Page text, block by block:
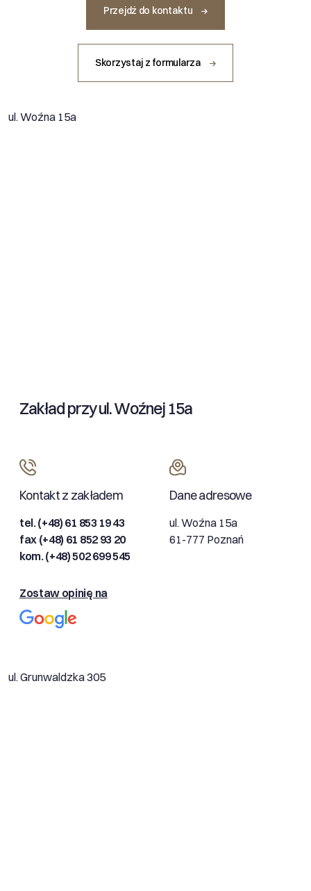
Przejdź do kontaktu
Skorzystaj z formularza
ul. Woźna 15a
Zakład przy ul. Woźnej 15a
Kontakt z zakładem
tel. (+48) 61 853 19 43
fax (+48) 61 852 93 20
kom. (+48) 502 699 545
Dane adresowe
ul. Woźna 15a
61-777 Poznań
Zostaw opinię na
ul. Grunwaldzka 305